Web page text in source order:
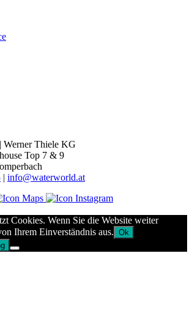
| Werner Thiele KG
Top 7 & 9
| info@waterworld.at
Cookies. Wenn Sie die Website weiter
Ihrem Einverständnis aus. Ok